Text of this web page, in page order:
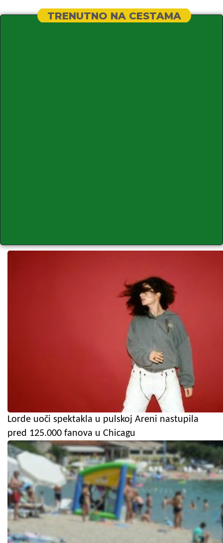
TRENUTNO NA CESTAMA
Lorde uoči spektakla u pulskoj Areni nastupila
pred 125.000 fanova u Chicagu